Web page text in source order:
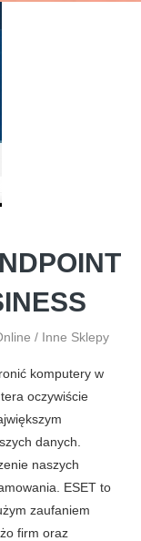
/ Inne Sklepy
komputery w
oczywiście
danych.
naszych
ESET to
zaufaniem
firm oraz